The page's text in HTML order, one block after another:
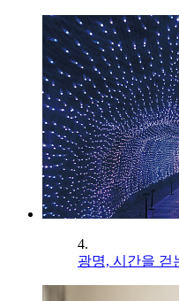
4.
광명, 시간을 걷